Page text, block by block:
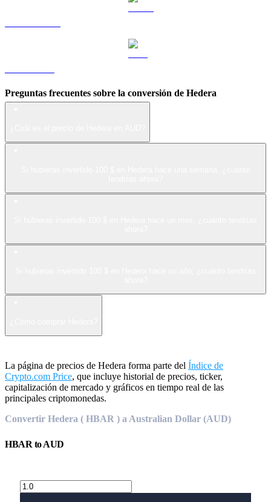
Preguntas frecuentes sobre la conversión de Hedera
La página de precios de Hedera forma parte del Índice de
Crypto.com Price, que incluye historial de precios, ticker,
capitalización de mercado y gráficos en tiempo real de las
principales criptomonedas.
Convertir Hedera ( HBAR ) a Australian Dollar (AUD)
HBAR toAUD